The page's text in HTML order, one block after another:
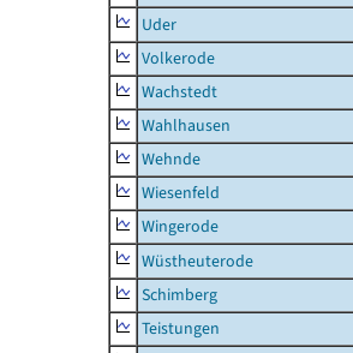
Uder
Volkerode
Wachstedt
Wahlhausen
Wehnde
Wiesenfeld
Wingerode
Wüstheuterode
Schimberg
Teistungen